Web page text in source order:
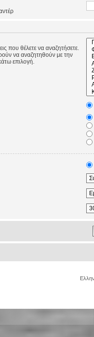
που θέλετε να αναζητήσετε.
να αναζητηθούν με την
επιλογή.